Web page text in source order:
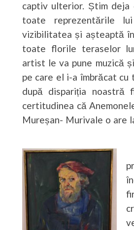
captiv ulterior. Știm
toate reprezentările
vizibilitatea și așteaptă
toate florile teraselor
artist le va pune muzică
pe care el i-a îmbrăcat
după dispariția noastră
certitudinea că
Mureșan- Murivale o are